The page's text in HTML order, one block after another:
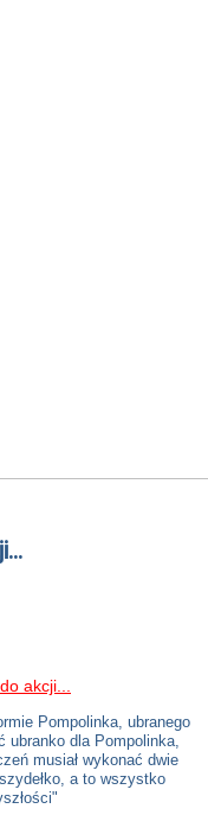
Pompolinka, ubranego
ubranko dla Pompolinka,
musiał wykonać dwie
a to wszystko